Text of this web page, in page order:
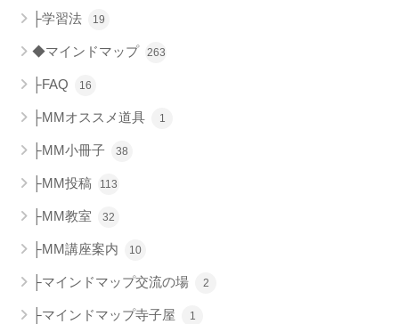
├学習法 19
◆マインドマップ 263
├FAQ 16
├MMオススメ道具 1
├MM小冊子 38
├MM投稿 113
├MM教室 32
├MM講座案内 10
├マインドマップ交流の場 2
├マインドマップ寺子屋 1